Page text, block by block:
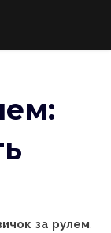
за рулем,